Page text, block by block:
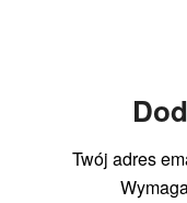
Twój adres